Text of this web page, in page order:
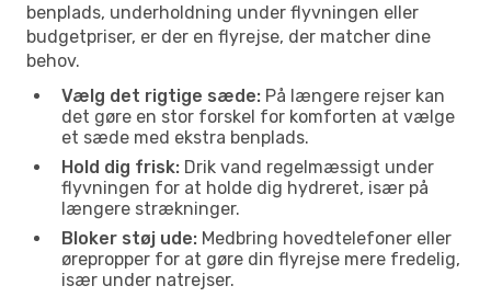
benplads, underholdning under flyvningen eller
budgetpriser, er der en flyrejse, der matcher dine
behov.
Vælg det rigtige sæde: På længere rejser kan
det gøre en stor forskel for komforten at vælge
et sæde med ekstra benplads.
Hold dig frisk: Drik vand regelmæssigt under
flyvningen for at holde dig hydreret, især på
længere strækninger.
Bloker støj ude: Medbring hovedtelefoner eller
ørepropper for at gøre din flyrejse mere fredelig,
især under natrejser.